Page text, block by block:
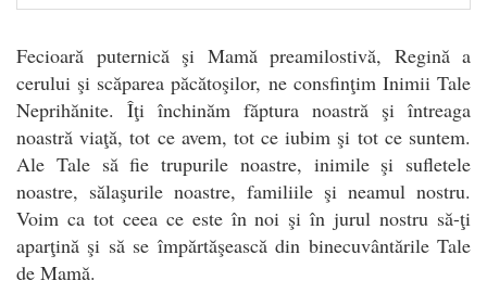
Fecioară puternică şi Mamă preamilostivă, Regină a
cerului şi scăparea păcătoşilor, ne consfinţim Inimii Tale
Neprihănite. Îţi închinăm făptura noastră şi întreaga
noastră viaţă, tot ce avem, tot ce iubim şi tot ce suntem.
Ale Tale să fie trupurile noastre, inimile şi sufletele
noastre, sălaşurile noastre, familiile şi neamul nostru.
Voim ca tot ceea ce este în noi şi în jurul nostru să-ţi
aparţină şi să se împărtăşească din binecuvântările Tale
de Mamă.